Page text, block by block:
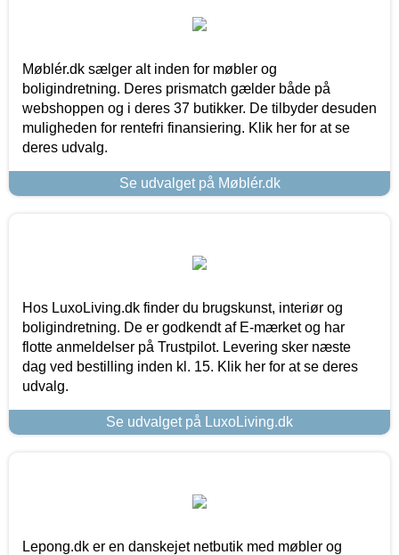
Møblér.dk sælger alt inden for møbler og
boligindretning. Deres prismatch gælder både på
webshoppen og i deres 37 butikker. De tilbyder desuden
muligheden for rentefri finansiering. Klik her for at se
deres udvalg.
Se udvalget på Møblér.dk
Hos LuxoLiving.dk finder du brugskunst, interiør og
boligindretning. De er godkendt af E-mærket og har
flotte anmeldelser på Trustpilot. Levering sker næste
dag ved bestilling inden kl. 15. Klik her for at se deres
udvalg.
Se udvalget på LuxoLiving.dk
Lepong.dk er en danskejet netbutik med møbler og